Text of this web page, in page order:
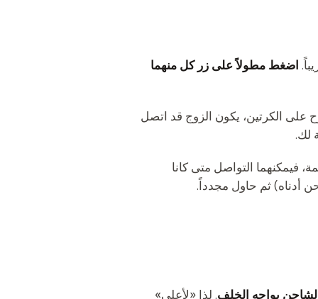
اضغط مطولاً على زر كل منهما
على الكرتين، يكون الزوج قد اتصل
لك.
فيمكنهما التواصل متى كانا
أدناه) ثم حاول مجدداً.
يواجه الخلف. لذا «لأعلى»